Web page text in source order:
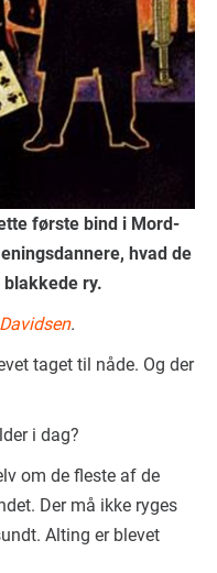
første bind i Mord-
hvad de
ry.
.
taget til nåde. Og der
i dag?
om de fleste af de
Der må ikke ryges
Alting er blevet